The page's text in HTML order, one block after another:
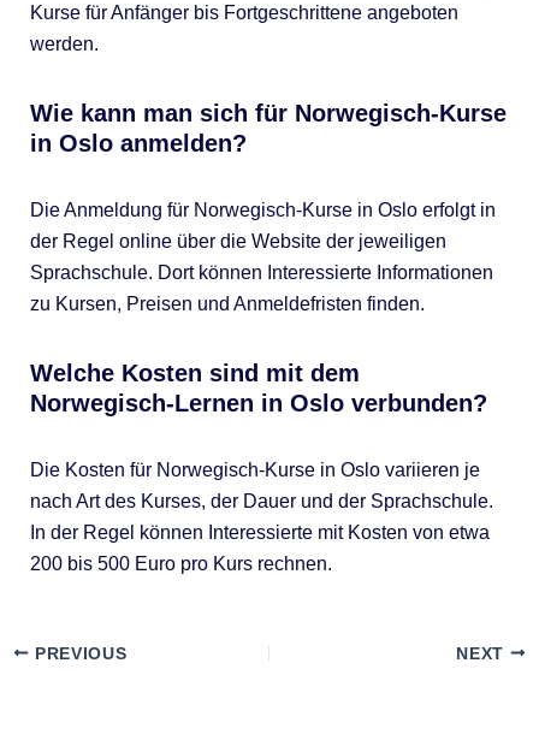
Kurse für Anfänger bis Fortgeschrittene angeboten
werden.
Wie kann man sich für Norwegisch-Kurse
in Oslo anmelden?
Die Anmeldung für Norwegisch-Kurse in Oslo erfolgt in
der Regel online über die Website der jeweiligen
Sprachschule. Dort können Interessierte Informationen
zu Kursen, Preisen und Anmeldefristen finden.
Welche Kosten sind mit dem
Norwegisch-Lernen in Oslo verbunden?
Die Kosten für Norwegisch-Kurse in Oslo variieren je
nach Art des Kurses, der Dauer und der Sprachschule.
In der Regel können Interessierte mit Kosten von etwa
200 bis 500 Euro pro Kurs rechnen.
PREVIOUS NEXT